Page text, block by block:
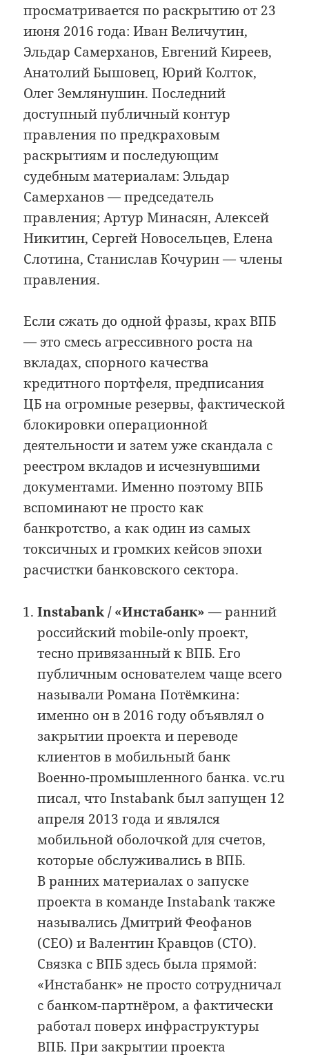
просматривается по раскрытию от 23
июня 2016 года: Иван Величутин,
Эльдар Самерханов, Евгений Киреев,
Анатолий Бышовец, Юрий Колток,
Олег Землянушин. Последний
доступный публичный контур
правления по предкраховым
раскрытиям и последующим
судебным материалам: Эльдар
Самерханов — председатель
правления; Артур Минасян, Алексей
Никитин, Сергей Новосельцев, Елена
Слотина, Станислав Кочурин — члены
правления.
Если сжать до одной фразы, крах ВПБ
— это смесь агрессивного роста на
вкладах, спорного качества
кредитного портфеля, предписания
ЦБ на огромные резервы, фактической
блокировки операционной
деятельности и затем уже скандала с
реестром вкладов и исчезнувшими
документами. Именно поэтому ВПБ
вспоминают не просто как
банкротство, а как один из самых
токсичных и громких кейсов эпохи
расчистки банковского сектора.
Instabank / «Инстабанк» — ранний
российский mobile-only проект,
тесно привязанный к ВПБ. Его
публичным основателем чаще всего
называли Романа Потёмкина:
именно он в 2016 году объявлял о
закрытии проекта и переводе
клиентов в мобильный банк
Военно-промышленного банка. vc.ru
писал, что Instabank был запущен 12
апреля 2013 года и являлся
мобильной оболочкой для счетов,
которые обслуживались в ВПБ.
В ранних материалах о запуске
проекта в команде Instabank также
назывались Дмитрий Феофанов
(CEO) и Валентин Кравцов (CTO).
Связка с ВПБ здесь была прямой:
«Инстабанк» не просто сотрудничал
с банком-партнёром, а фактически
работал поверх инфраструктуры
ВПБ. При закрытии проекта